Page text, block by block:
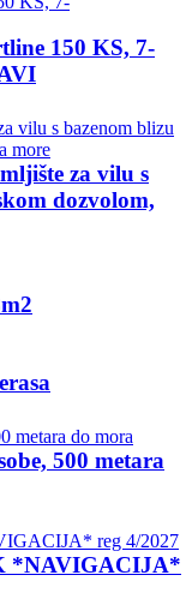
150 KS, 7-
za vilu s
dozvolom,
500 metara
*NAVIGACIJA*